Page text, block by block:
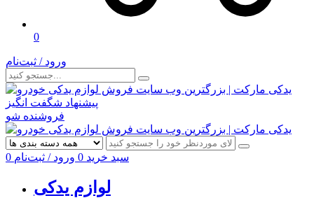
0
ورود / ثبت‌نام
پیشنهاد شگفت انگیز
فروشنده شو
0 سبد خرید 0 ورود / ثبت‌نام
لوازم یدکی